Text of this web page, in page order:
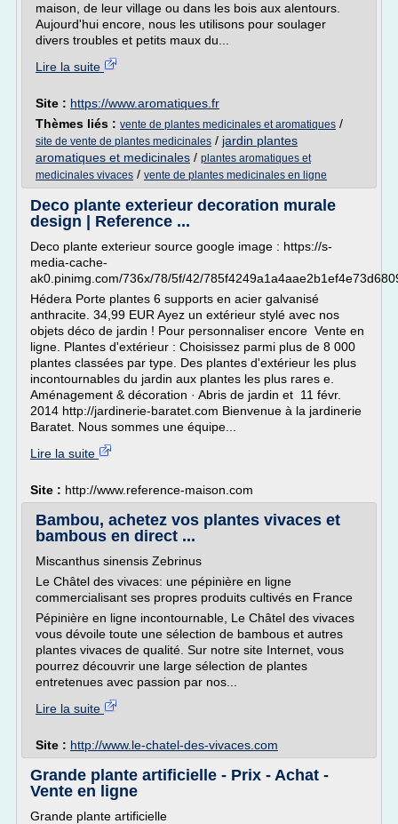
maison, de leur village ou dans les bois aux alentours.
Aujourd'hui encore, nous les utilisons pour soulager
divers troubles et petits maux du...
Lire la suite
Site : https://www.aromatiques.fr
Thèmes liés : vente de plantes medicinales et aromatiques /
site de vente de plantes medicinales / jardin plantes
aromatiques et medicinales / plantes aromatiques et
medicinales vivaces / vente de plantes medicinales en ligne
Deco plante exterieur decoration murale
design | Reference ...
Deco plante exterieur source google image : https://s-
media-cache-
ak0.pinimg.com/736x/78/5f/42/
Hédera Porte plantes 6 supports en acier galvanisé
anthracite. 34,99 EUR Ayez un extérieur stylé avec nos
objets déco de jardin ! Pour personnaliser encore Vente en
ligne. Plantes d'extérieur : Choisissez parmi plus de 8 000
plantes classées par type. Des plantes d'extérieur les plus
incontournables du jardin aux plantes les plus rares e.
Aménagement & décoration · Abris de jardin et 11 févr.
2014 http://jardinerie-baratet.com Bienvenue à la jardinerie
Baratet. Nous sommes une équipe...
Lire la suite
Site : http://www.reference-maison.com
Bambou, achetez vos plantes vivaces et
bambous en direct ...
Miscanthus sinensis Zebrinus
Le Châtel des vivaces: une pépinière en ligne
commercialisant ses propres produits cultivés en France
Pépinière en ligne incontournable, Le Châtel des vivaces
vous dévoile toute une sélection de bambous et autres
plantes vivaces de qualité. Sur notre site Internet, vous
pourrez découvrir une large sélection de plantes
entretenues avec passion par nos...
Lire la suite
Site : http://www.le-chatel-des-vivaces.com
Grande plante artificielle - Prix - Achat -
Vente en ligne
Grande plante artificielle